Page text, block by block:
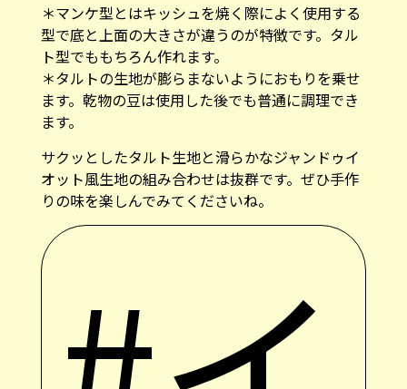
＊マンケ型とはキッシュを焼く際によく使用する
型で底と上面の大きさが違うのが特徴です。タル
ト型でももちろん作れます。
＊タルトの生地が膨らまないようにおもりを乗せ
ます。乾物の豆は使用した後でも普通に調理でき
ます。
サクッとしたタルト生地と滑らかなジャンドゥイ
オット風生地の組み合わせは抜群です。ぜひ手作
りの味を楽しんでみてくださいね。